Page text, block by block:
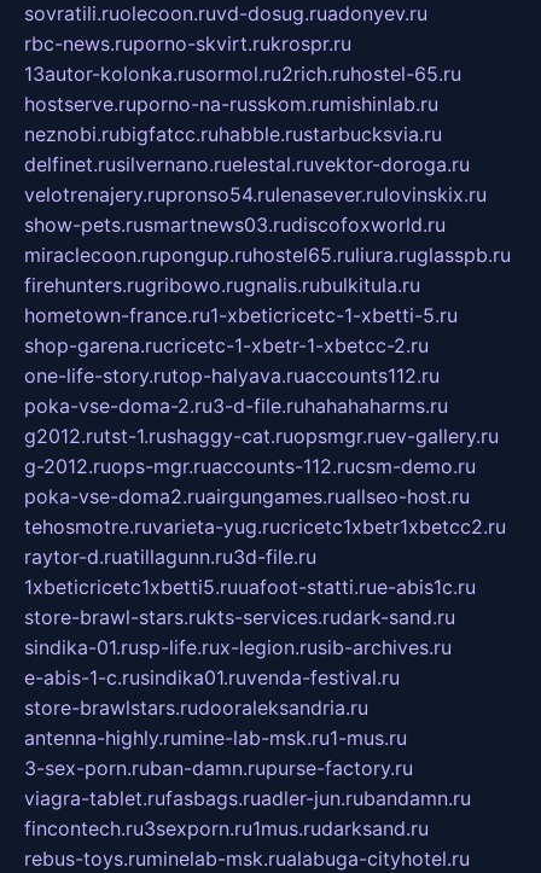
sovratili.ruolecoon.ruvd-dosug.ruadonyev.ru
rbc-news.ruporno-skvirt.rukrospr.ru
13autor-kolonka.rusormol.ru2rich.ruhostel-65.ru
hostserve.ruporno-na-russkom.rumishinlab.ru
neznobi.rubigfatcc.ruhabble.rustarbucksvia.ru
delfinet.rusilvernano.ruelestal.ruvektor-doroga.ru
velotrenajery.rupronso54.rulenasever.rulovinskix.ru
show-pets.rusmartnews03.rudiscofoxworld.ru
miraclecoon.rupongup.ruhostel65.ruliura.ruglasspb.ru
firehunters.rugribowo.rugnalis.rubulkitula.ru
hometown-france.ru1-xbeticricetc-1-xbetti-5.ru
shop-garena.rucricetc-1-xbetr-1-xbetcc-2.ru
one-life-story.rutop-halyava.ruaccounts112.ru
poka-vse-doma-2.ru3-d-file.ruhahahaharms.ru
g2012.rutst-1.rushaggy-cat.ruopsmgr.ruev-gallery.ru
g-2012.ruops-mgr.ruaccounts-112.rucsm-demo.ru
poka-vse-doma2.ruairgungames.ruallseo-host.ru
tehosmotre.ruvarieta-yug.rucricetc1xbetr1xbetcc2.ru
raytor-d.ruatillagunn.ru3d-file.ru
1xbeticricetc1xbetti5.ruuafoot-statti.rue-abis1c.ru
store-brawl-stars.rukts-services.rudark-sand.ru
sindika-01.rusp-life.rux-legion.rusib-archives.ru
e-abis-1-c.rusindika01.ruvenda-festival.ru
store-brawlstars.rudooraleksandria.ru
antenna-highly.rumine-lab-msk.ru1-mus.ru
3-sex-porn.ruban-damn.rupurse-factory.ru
viagra-tablet.rufasbags.ruadler-jun.rubandamn.ru
fincontech.ru3sexporn.ru1mus.rudarksand.ru
rebus-toys.ruminelab-msk.rualabuga-cityhotel.ru